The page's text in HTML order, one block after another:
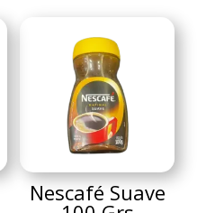
Nescafé Suave